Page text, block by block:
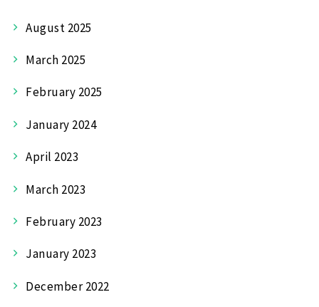
August 2025
March 2025
February 2025
January 2024
April 2023
March 2023
February 2023
January 2023
December 2022